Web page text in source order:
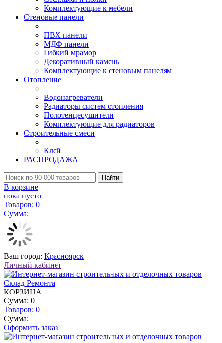
Комплектующие к мебели
Стеновые панели
ПВХ панели
МДФ панели
Гибкий мрамор
Декоративный камень
Комплектующие к стеновым панелям
Отопление
Водонагреватели
Радиаторы систем отопления
Полотенцесушители
Комплектующие для радиаторов
Строительные смеси
Клей
РАСПРОДАЖА
Найти
В корзине
пока пусто
Товаров: 0
Сумма:
Ваш город: Красноярск
Личный кабинет
КОРЗИНА
Сумма: 0
Товаров: 0
Сумма:
Оформить заказ